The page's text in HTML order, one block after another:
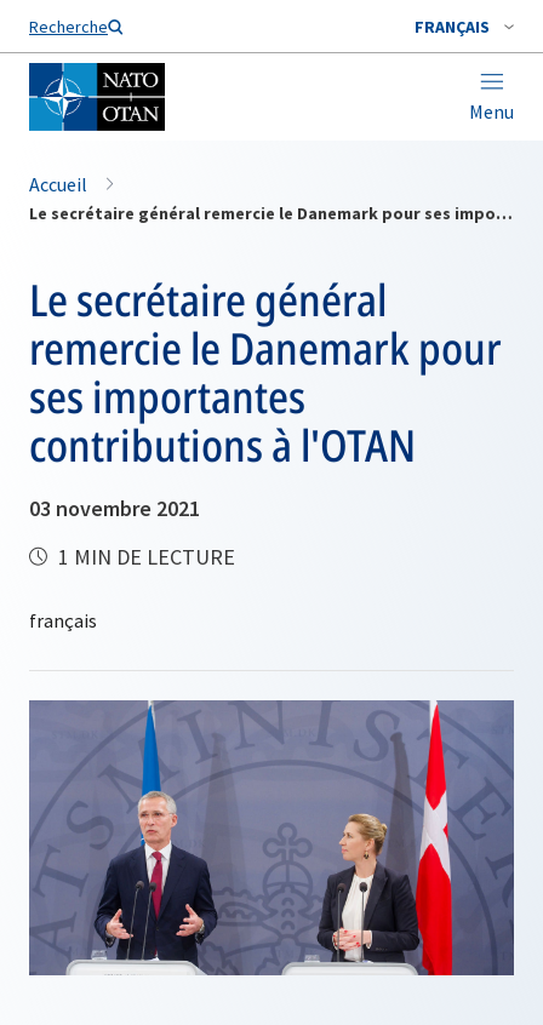
Recherche FRANÇAIS
Menu
Nom de famille*
Accueil
Le secrétaire général remercie le Danemark pour ses importantes contributions à l'OTAN
Le secrétaire général
remercie le Danemark pour
ses importantes
contributions à l'OTAN
03 novembre 2021
1 MIN DE LECTURE